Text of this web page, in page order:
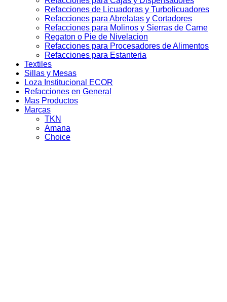
Refacciones de Licuadoras y Turbolicuadores
Refacciones para Abrelatas y Cortadores
Refacciones para Molinos y Sierras de Carne
Regaton o Pie de Nivelacion
Refacciones para Procesadores de Alimentos
Refacciones para Estanteria
Textiles
Sillas y Mesas
Loza Institucional ECOR
Refacciones en General
Mas Productos
Marcas
TKN
Amana
Choice